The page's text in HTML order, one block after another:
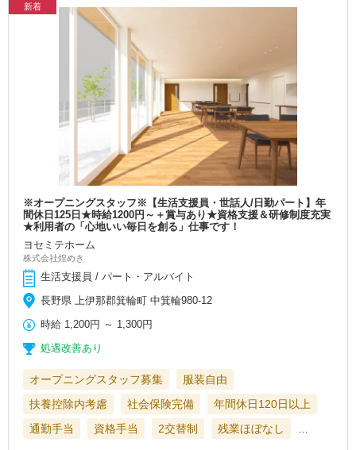
新着
※オープニングスタッフ※【生活支援員・世話人/日勤パート】年
間休日125日★時給1200円～＋賞与あり★資格支援＆研修制度充実
★利用者の「心地いい毎日を創る」仕事です！
ヨセミテホーム
株式会社煌めき
生活支援員 / パート・アルバイト
長野県 上伊那郡箕輪町 中箕輪980-12
時給 1,200円 ～ 1,300円
処遇改善あり
オープニングスタッフ募集
服装自由
扶養控除内考慮
社会保険完備
年間休日120日以上
通勤手当
資格手当 2交替制 残業ほぼなし